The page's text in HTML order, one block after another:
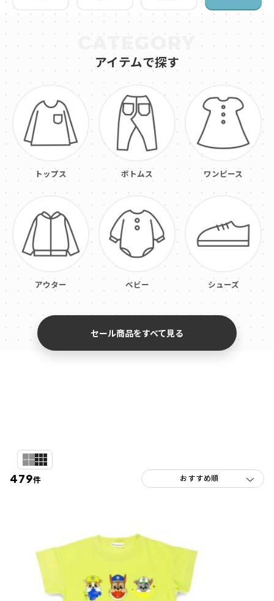
CATEGORY
アイテムで探す
トップス ボトムス ワンピース
アウター ベビー シューズ
セール商品をすべて見る
479件